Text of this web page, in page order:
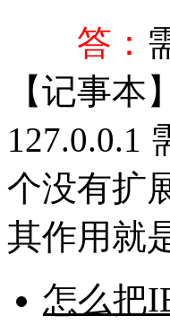
答：
【记事本
127.0.0.1
个没有扩
其作用就
怎么把